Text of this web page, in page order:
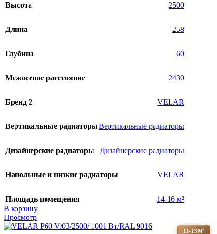
Высота 2500
Длина 258
Глубина 60
Межосевое расстояние 2430
Бренд 2 VELAR
Вертикальные радиаторыВертикальные радиаторы
Дизайнерские радиаторы Дизайнерские радиаторы
Напольные и низкие радиаторы VELAR
Площадь помещения
14-16 м²
В корзину
Просмотр
11-13М²